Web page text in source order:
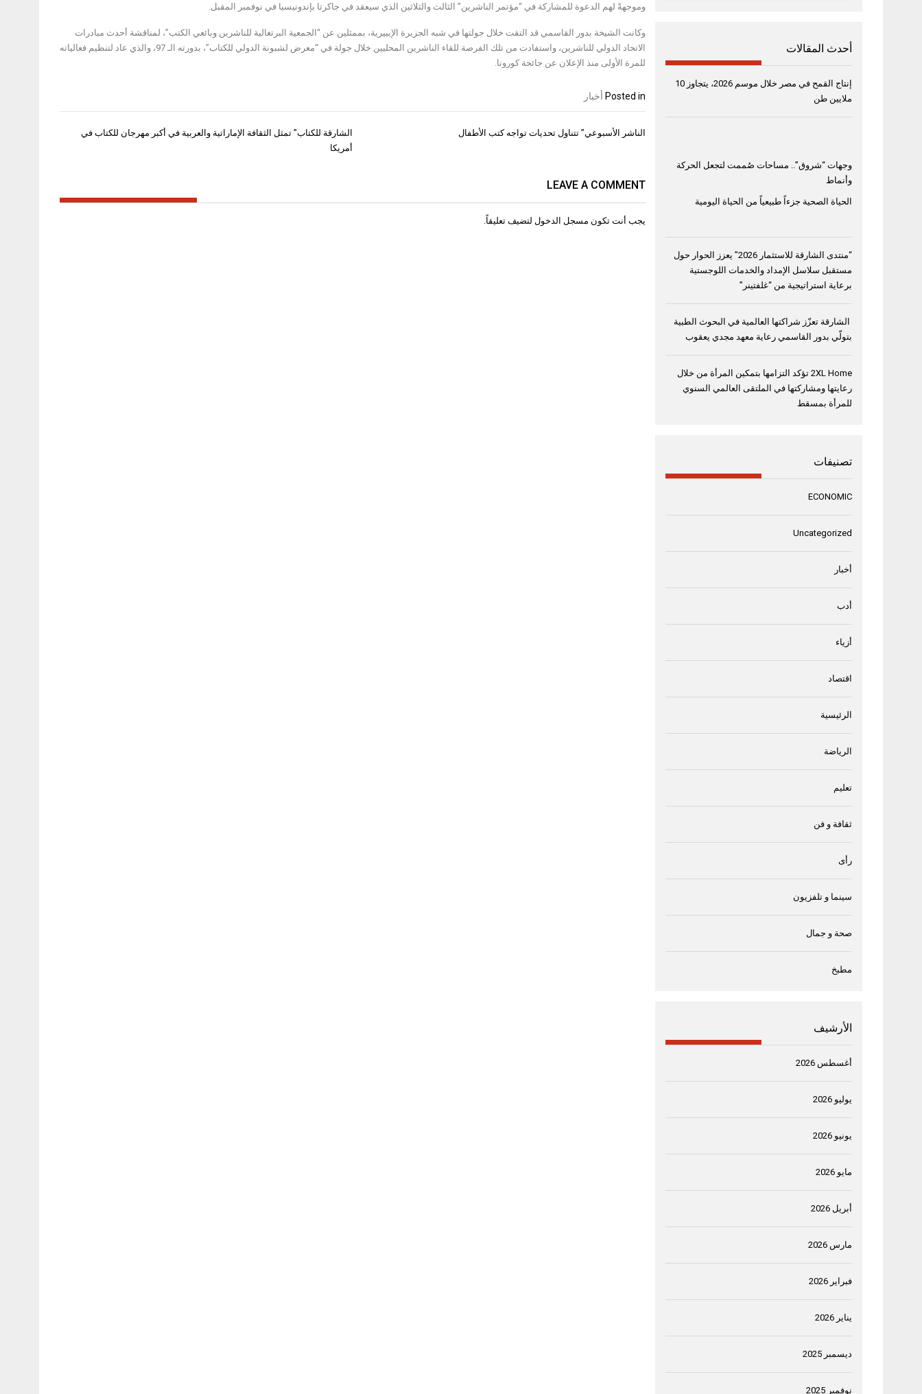
وموجهةً لهم الدعوة للمشاركة في “مؤتمر الناشرين” الثالث والثلاثين الذي سيعقد في جاكرتا بإندونيسيا في نوفمبر المقبل.
وكانت الشيخة بدور القاسمي قد التقت خلال جولتها في شبه الجزيرة الإيبيرية، بممثلين عن “الجمعية البرتغالية للناشرين وبائعي الكتب”، لمناقشة أحدث مبادرات
الاتحاد الدولي للناشرين، واستفادت من تلك الفرصة للقاء الناشرين المحليين خلال جولة في “معرض لشبونة الدولي للكتاب”، بدورته الـ 97، والذي عاد لتنظيم فعالياته
للمرة الأولى منذ الإعلان عن جائحة كورونا.
Posted in أخبار
تصفّح
الشارقة للكتاب” تمثل الثقافة الإماراتية والعربية في أكبر مهرجان للكتاب في
أمريكا
الناشر الأسبوعي” تتناول تحديات تواجه كتب الأطفال
LEAVE A COMMENT
يجب أنت تكون مسجل الدخول لتضيف تعليقاً.
أحدث المقالات
إنتاج القمح في مصر خلال موسم 2026، يتجاوز 10
ملايين طن
وجهات “شروق”.. مساحات صُممت لتجعل الحركة
وأنماط
الحياة الصحية جزءاً طبيعياً من الحياة اليومية
“منتدى الشارقة للاستثمار 2026” يعزز الحوار حول
مستقبل سلاسل الإمداد والخدمات اللوجستية
برعاية استراتيجية من “غلفتينر”
الشارقة تعزّز شراكتها العالمية في البحوث الطبية
بتولّي بدور القاسمي رعاية معهد مجدي يعقوب
2XL Home تؤكد التزامها بتمكين المرأة من خلال
رعايتها ومشاركتها في الملتقى العالمي السنوي
للمرأة بمسقط
تصنيفات
ECONOMIC
Uncategorized
أخبار
أدب
أزياء
اقتصاد
الرئيسية
الرياضة
تعليم
ثقافة و فن
رأى
سينما و تلفزيون
صحة و جمال
مطبخ
الأرشيف
أغسطس 2026
يوليو 2026
يونيو 2026
مايو 2026
أبريل 2026
مارس 2026
فبراير 2026
يناير 2026
ديسمبر 2025
نوفمبر 2025